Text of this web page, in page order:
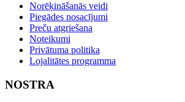
Norēķināšanās veidi
Piegādes nosacījumi
Preču atgriešana
Noteikumi
Privātuma politika
Lojalitātes programma
NOSTRA